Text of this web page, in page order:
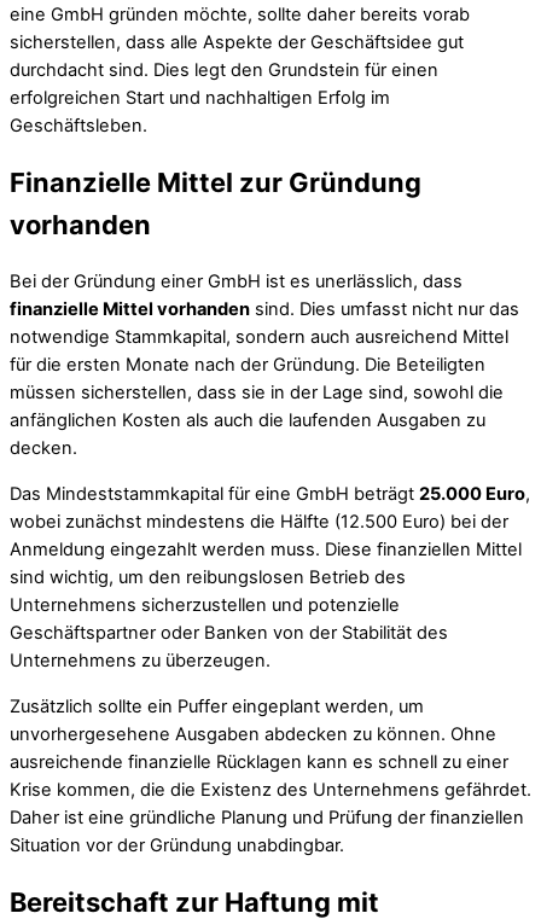
eine GmbH gründen möchte, sollte daher bereits vorab
sicherstellen, dass alle Aspekte der Geschäftsidee gut
durchdacht sind. Dies legt den Grundstein für einen
erfolgreichen Start und nachhaltigen Erfolg im
Geschäftsleben.
Finanzielle Mittel zur Gründung
vorhanden
Bei der Gründung einer GmbH ist es unerlässlich, dass
finanzielle Mittel vorhanden sind. Dies umfasst nicht nur das
notwendige Stammkapital, sondern auch ausreichend Mittel
für die ersten Monate nach der Gründung. Die Beteiligten
müssen sicherstellen, dass sie in der Lage sind, sowohl die
anfänglichen Kosten als auch die laufenden Ausgaben zu
decken.
Das Mindeststammkapital für eine GmbH beträgt 25.000 Euro,
wobei zunächst mindestens die Hälfte (12.500 Euro) bei der
Anmeldung eingezahlt werden muss. Diese finanziellen Mittel
sind wichtig, um den reibungslosen Betrieb des
Unternehmens sicherzustellen und potenzielle
Geschäftspartner oder Banken von der Stabilität des
Unternehmens zu überzeugen.
Zusätzlich sollte ein Puffer eingeplant werden, um
unvorhergesehene Ausgaben abdecken zu können. Ohne
ausreichende finanzielle Rücklagen kann es schnell zu einer
Krise kommen, die die Existenz des Unternehmens gefährdet.
Daher ist eine gründliche Planung und Prüfung der finanziellen
Situation vor der Gründung unabdingbar.
Bereitschaft zur Haftung mit